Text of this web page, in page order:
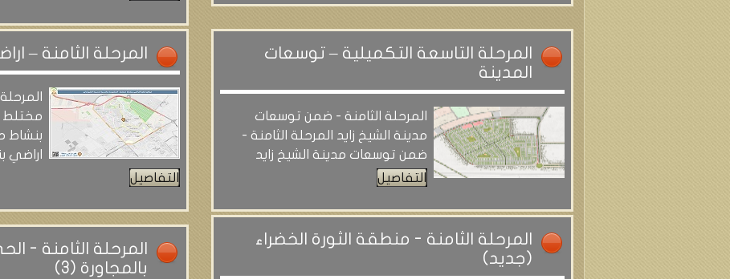
المرحلة التاسعة التكميلية – توسعات
المدينة
المرحلة الثامنة - ضمن توسعات
مدينة الشيخ زايد المرحلة الثامنة -
ضمن توسعات مدينة الشيخ زايد
التفاصيل
المرحلة الثامنة –
مختلط
بنشاط
اراضي
التفاصيل
المرحلة الثامنة - منطقة الثورة الخضراء
(جديد)
المرحلة الثامنة -
بالمجاورة (3)